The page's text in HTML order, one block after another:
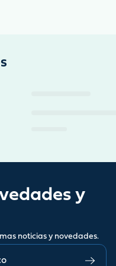
y
noticias y novedades.